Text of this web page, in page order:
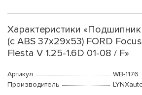
Характеристики
(с ABS 37x29x53) FORD
Fiesta V 1.25-1.6D 01-08 / F»
Артикул
WB-1176
Производитель